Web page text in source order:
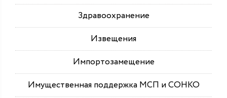
Здравоохранение
Извещения
Импортозамещение
Имущественная поддержка МСП и СОНКО